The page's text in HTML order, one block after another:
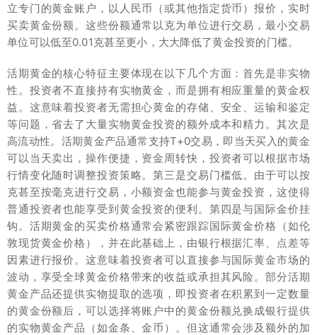
立专门的黄金账户，以人民币（或其他指定货币）报价，实时
买卖黄金份额。这些份额通常以克为单位进行交易，最小交易
单位可以低至0.01克甚至更小，大大降低了黄金投资的门槛。
活期黄金的核心特征主要体现在以下几个方面：首先是非实物
性。投资者不直接持有实物黄金，而是拥有相应重量的黄金权
益。这意味着投资者无需担心黄金的存储、安全、运输和鉴定
等问题，省去了大量实物黄金投资的额外成本和精力。其次是
高流动性。活期黄金产品通常支持T+0交易，即当天买入的黄金
可以当天卖出，操作便捷，资金周转快，投资者可以根据市场
行情变化随时调整投资策略。第三是交易门槛低。由于可以按
克甚至按毫克进行交易，小额资金也能参与黄金投资，这使得
普通投资者也能享受到黄金投资的便利。第四是与国际金价挂
钩。活期黄金的买卖价格通常会紧密跟踪国际黄金价格（如伦
敦现货黄金价格），并在此基础上，由银行根据汇率、点差等
因素进行报价。这意味着投资者可以直接参与国际黄金市场的
波动，享受全球黄金价格带来的收益或承担其风险。部分活期
黄金产品还提供实物提取的选项，即投资者在积累到一定数量
的黄金份额后，可以选择将账户中的黄金份额兑换成银行提供
的实物黄金产品（如金条、金币）。但这通常会涉及额外的加